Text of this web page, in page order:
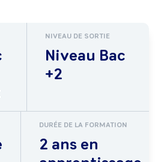
NIVEAU DE SORTIE
Niveau Bac
+2
DURÉE DE LA FORMATION
2 ans en